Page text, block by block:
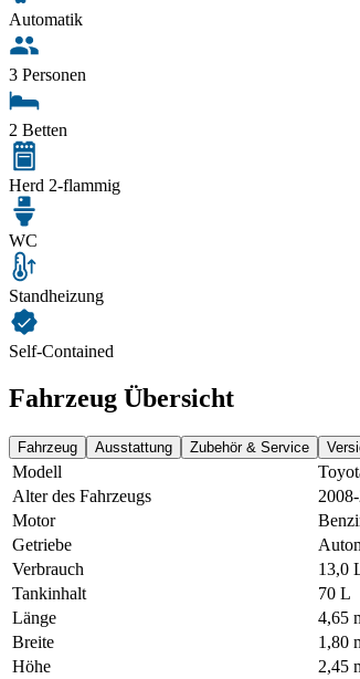
Automatik
3 Personen
2 Betten
Herd 2-flammig
WC
Standheizung
Self-Contained
Fahrzeug Übersicht
Fahrzeug Ausstattung Zubehör & Service
Modell
Alter des Fahrzeugs
Motor
Getriebe
Verbrauch
13,0
Tankinhalt
70 L
Länge
4,65
Breite
1,80
Höhe
2,45